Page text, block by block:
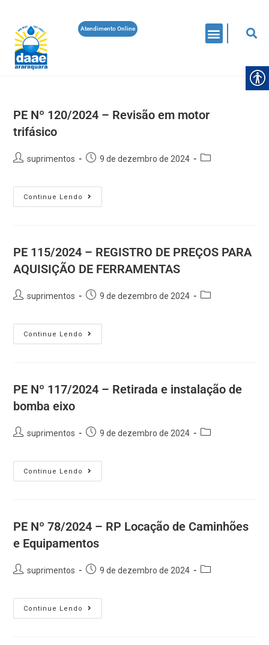
Atendimento Online
PE Nº 120/2024 – Revisão em motor
trifásico
suprimentos 9 de dezembro de 2024
Continue Lendo
PE 115/2024 – REGISTRO DE PREÇOS PARA
AQUISIÇÃO DE FERRAMENTAS
suprimentos 9 de dezembro de 2024
Continue Lendo
PE Nº 117/2024 – Retirada e instalação de
bomba eixo
suprimentos 9 de dezembro de 2024
Continue Lendo
PE Nº 78/2024 – RP Locação de Caminhões
e Equipamentos
suprimentos 9 de dezembro de 2024
Continue Lendo